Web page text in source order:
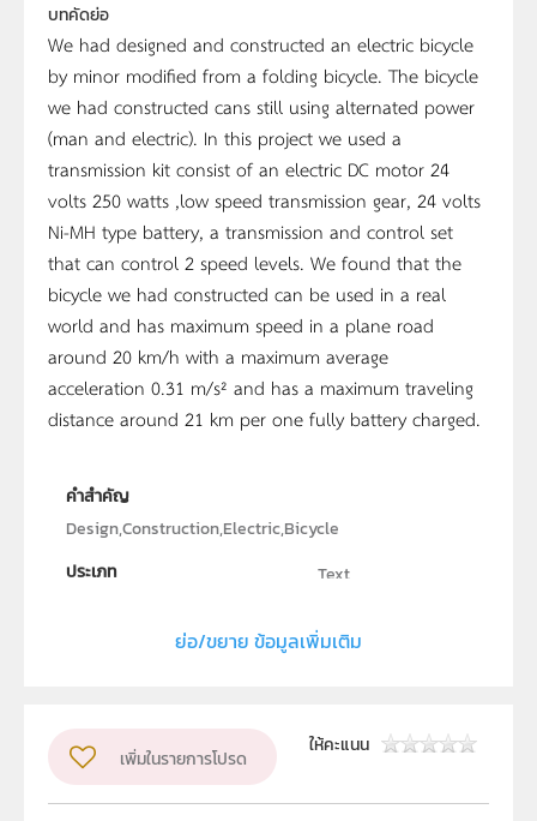
บทคัดย่อ
We had designed and constructed an electric bicycle
by minor modified from a folding bicycle. The bicycle
we had constructed cans still using alternated power
(man and electric). In this project we used a
transmission kit consist of an electric DC motor 24
volts 250 watts ,low speed transmission gear, 24 volts
Ni-MH type battery, a transmission and control set
that can control 2 speed levels. We found that the
bicycle we had constructed can be used in a real
world and has maximum speed in a plane road
around 20 km/h with a maximum average
acceleration 0.31 m/s² and has a maximum traveling
distance around 21 km per one fully battery charged.
คำสำคัญ
Design,Construction,Electric,Bicycle
ประเภท
Text
Department of Physics, Faculty of Science, Ubon
Narongchai Butwang
ระดับชั้น
ม.4, ม.5, ม.6
ย่อ/ขยาย ข้อมูลเพิ่มเติม
เพิ่มในรายการโปรด
ให้คะแนน